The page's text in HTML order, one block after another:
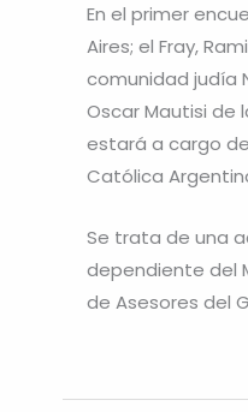
En el primer
Aires; el Fray,
comunidad judía
Oscar Mautisi de
estará a cargo
Católica
Se trata de una
dependiente del
de Asesores del